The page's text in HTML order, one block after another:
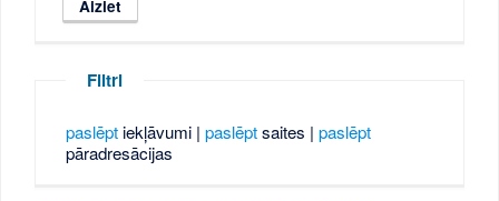
Filtri
paslēptiekļāvumi | paslēptsaites | paslēpt
pāradresācijas